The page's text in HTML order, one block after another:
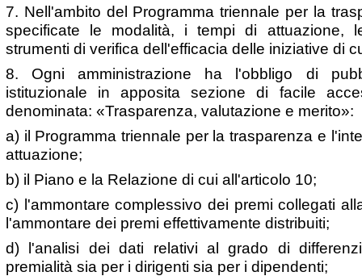
7. Nell'ambito del Programma triennale per la
specificate le modalità, i tempi di attuazione,
strumenti di verifica dell'efficacia delle iniziative di
8. Ogni amministrazione ha l'obbligo di
istituzionale in apposita sezione di facile
denominata: «Trasparenza, valutazione e merito»:
a) il Programma triennale per la trasparenza e
attuazione;
b) il Piano e la Relazione di cui all'articolo 10;
c) l'ammontare complessivo dei premi collegati
l'ammontare dei premi effettivamente distribuiti;
d) l'analisi dei dati relativi al grado di
premialità sia per i dirigenti sia per i dipendenti;